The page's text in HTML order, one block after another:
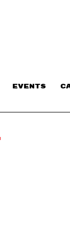
EVENTS